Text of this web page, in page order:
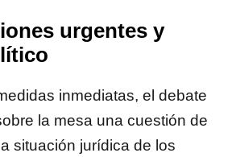
urgentes y
inmediatas, el debate
la mesa una cuestión de
situación jurídica de los